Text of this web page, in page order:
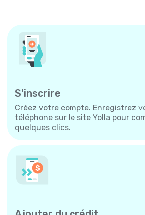
S'inscrire
Créez votre compte. Enregistrez
téléphone sur le site Yolla pour
quelques clics.